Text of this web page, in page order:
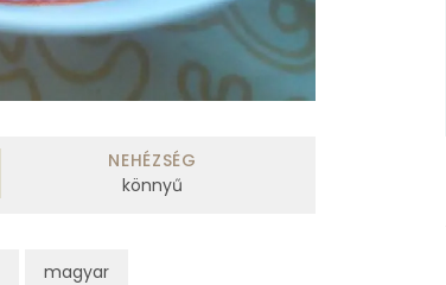
NEHÉZSÉG
könnyű
magyar